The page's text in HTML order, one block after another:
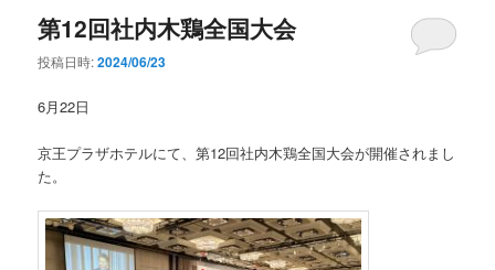
第12回社内木鶏全国大会
投稿日時:2024/06/23
6月22日
京王プラザホテルにて、第12回社内木鶏全国大会が開催されまし
た。